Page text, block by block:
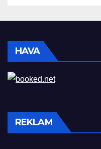
HAVA
REKLAM